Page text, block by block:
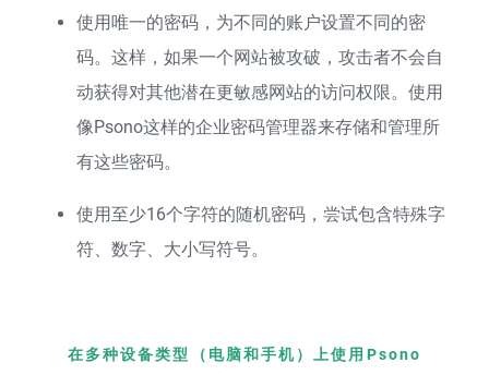
使用唯一的密码，为不同的账户设置不同的密
码。这样，如果一个网站被攻破，攻击者不会自
动获得对其他潜在更敏感网站的访问权限。使用
像Psono这样的企业密码管理器来存储和管理所
有这些密码。
使用至少16个字符的随机密码，尝试包含特殊字
符、数字、大小写符号。
在多种设备类型（电脑和手机）上使用Psono